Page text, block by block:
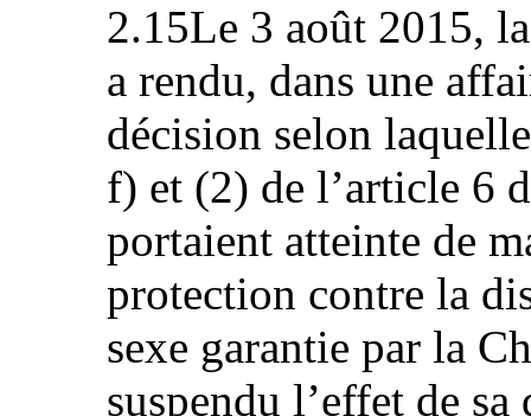
2.15Le 3 août 2015,
a rendu, dans une
décision selon
f) et (2) de l’article 6
portaient atteinte de
protection contre la
sexe garantie par la
suspendu l’effet de